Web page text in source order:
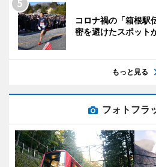
コロナ禍の「箱根
密を避けたスポット
もっと見る
フォトフラ